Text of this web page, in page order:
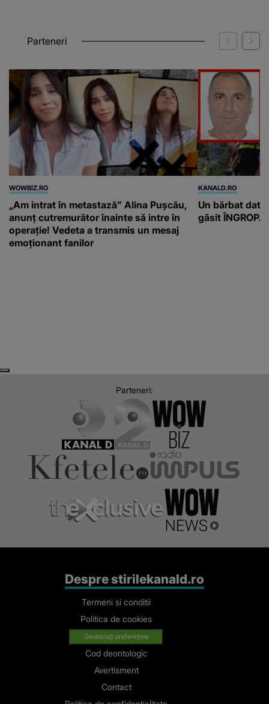
Parteneri
WOWBIZ.RO
„Am intrat în metastază” Alina Pușcău,
anunț cutremurător înainte să intre în
operație! Vedeta a transmis un mesaj
emoționant fanilor
KANALD.RO
Un bărbat dat
găsit
Parteneri:
Despre stirilekanald.ro
Termeni si conditii
Politica de cookies
Gestionați preferințele
Cod deontologic
Avertisment
Contact